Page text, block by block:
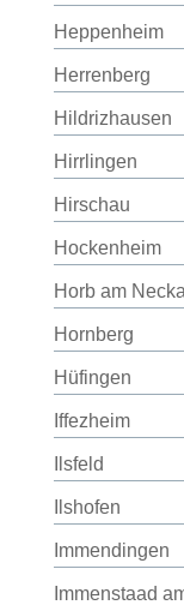
Heppenheim
Herrenberg
Hildrizhausen
Hirrlingen
Hirschau
Hockenheim
Horb am
Hornberg
Hüfingen
Iffezheim
Ilsfeld
Ilshofen
Immendingen
Immenstaad